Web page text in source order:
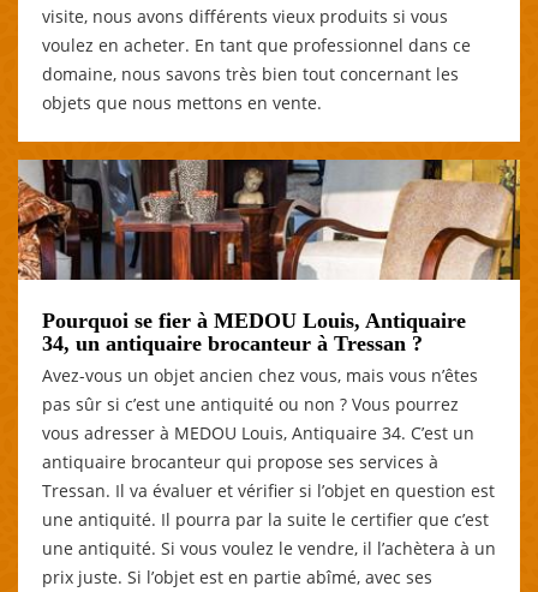
visite, nous avons différents vieux produits si vous
voulez en acheter. En tant que professionnel dans ce
domaine, nous savons très bien tout concernant les
objets que nous mettons en vente.
Pourquoi se fier à MEDOU Louis, Antiquaire
34, un antiquaire brocanteur à Tressan ?
Avez-vous un objet ancien chez vous, mais vous n’êtes
pas sûr si c’est une antiquité ou non ? Vous pourrez
vous adresser à MEDOU Louis, Antiquaire 34. C’est un
antiquaire brocanteur qui propose ses services à
Tressan. Il va évaluer et vérifier si l’objet en question est
une antiquité. Il pourra par la suite le certifier que c’est
une antiquité. Si vous voulez le vendre, il l’achètera à un
prix juste. Si l’objet est en partie abîmé, avec ses